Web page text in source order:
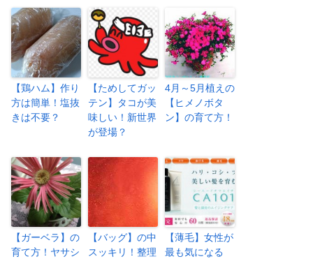
【鶏ハム】作り
方は簡単！塩抜
きは不要？
【ためしてガッ
テン】タコが美
味しい！新世界
が登場？
4月～5月植えの
【ヒメノボタ
ン】の育て方！
【ガーベラ】の
育て方！ヤサシ
【バッグ】の中
スッキリ！整理
【薄毛】女性が
最も気になる